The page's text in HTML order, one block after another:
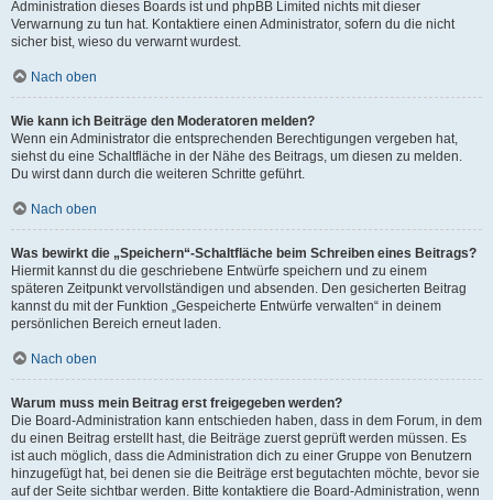
Administration dieses Boards ist und phpBB Limited nichts mit dieser
Verwarnung zu tun hat. Kontaktiere einen Administrator, sofern du die nicht
sicher bist, wieso du verwarnt wurdest.
Nach oben
Wie kann ich Beiträge den Moderatoren melden?
Wenn ein Administrator die entsprechenden Berechtigungen vergeben hat,
siehst du eine Schaltfläche in der Nähe des Beitrags, um diesen zu melden.
Du wirst dann durch die weiteren Schritte geführt.
Nach oben
Was bewirkt die „Speichern“-Schaltfläche beim Schreiben eines Beitrags?
Hiermit kannst du die geschriebene Entwürfe speichern und zu einem
späteren Zeitpunkt vervollständigen und absenden. Den gesicherten Beitrag
kannst du mit der Funktion „Gespeicherte Entwürfe verwalten“ in deinem
persönlichen Bereich erneut laden.
Nach oben
Warum muss mein Beitrag erst freigegeben werden?
Die Board-Administration kann entschieden haben, dass in dem Forum, in dem
du einen Beitrag erstellt hast, die Beiträge zuerst geprüft werden müssen. Es
ist auch möglich, dass die Administration dich zu einer Gruppe von Benutzern
hinzugefügt hat, bei denen sie die Beiträge erst begutachten möchte, bevor sie
auf der Seite sichtbar werden. Bitte kontaktiere die Board-Administration, wenn